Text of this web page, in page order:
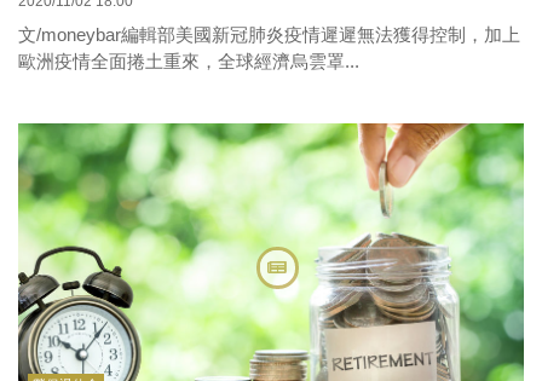
文/moneybar編輯部美國新冠肺炎疫情遲遲無法獲得控制，加上
歐洲疫情全面捲土重來，全球經濟烏雲罩...